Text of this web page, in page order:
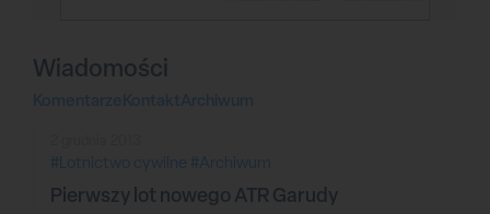
Wiadomości
KomentarzeKontaktArchiwum
#Lotnictwo cywilne #Archiwum
Pierwszy lot nowego ATR Garudy